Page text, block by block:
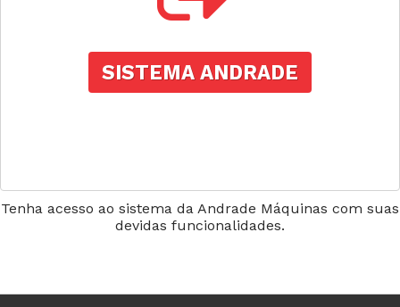
SISTEMA ANDRADE
Tenha acesso ao sistema da Andrade Máquinas com suas
devidas funcionalidades.